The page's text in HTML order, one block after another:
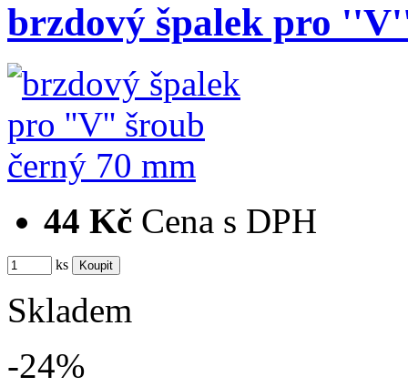
brzdový špalek pro
44 Kč Cena s DPH
ks
Skladem
-24%